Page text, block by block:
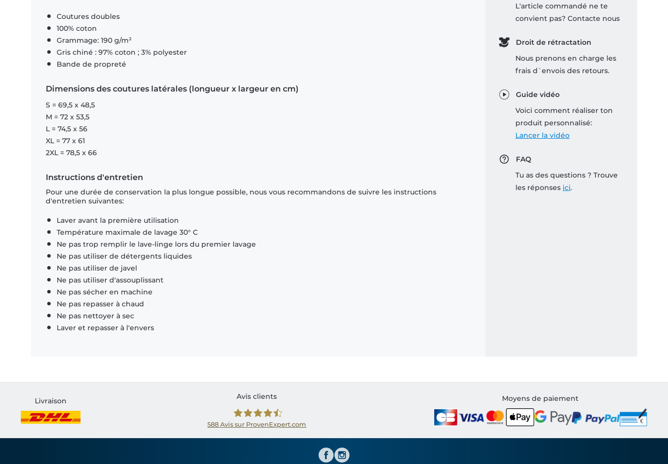
Coutures doubles
100% coton
Grammage: 190 g/m²
Gris chiné : 97% coton ; 3% polyester
Bande de propreté
Dimensions des coutures latérales (longueur x largeur en cm)
S = 69,5 x 48,5
M = 72 x 53,5
L = 74,5 x 56
XL = 77 x 61
2XL = 78,5 x 66
Instructions d'entretien
Pour une durée de conservation la plus longue possible, nous vous recommandons de suivre les instructions
d'entretien suivantes:
Laver avant la première utilisation
Température maximale de lavage 30° C
Ne pas trop remplir le lave-linge lors du premier lavage
Ne pas utiliser de détergents liquides
Ne pas utiliser de javel
Ne pas utiliser d'assouplissant
Ne pas sécher en machine
Ne pas repasser à chaud
Ne pas nettoyer à sec
Laver et repasser à l'envers
L'article commandé ne te
convient pas? Contacte nous
Droit de rétractation
Nous prenons en charge les
frais d`envois des retours.
Guide vidéo
Voici comment réaliser ton
produit personnalisé:
Lancer la vidéo
FAQ
Tu as des questions ? Trouve
les réponses ici.
Livraison
Avis clients
588Avis sur ProvenExpert.com
Moyens de paiement